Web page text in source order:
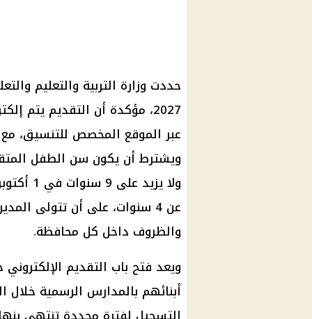
حددت وزارة التربية والتعليم
عبر الموقع المخصص للتنسيق، مع
عن 4 سنوات، على أن تتولى
والظروف داخل كل محافظة.
ويعد فتح باب التقديم
أبنائهم بالمدارس الرسمية خلال